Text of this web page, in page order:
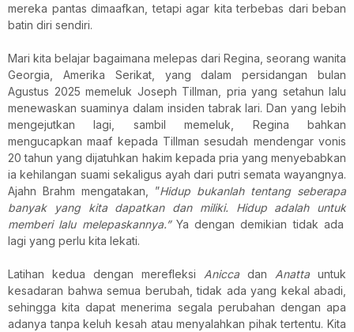
mereka pantas dimaafkan, tetapi agar kita terbebas dari beban
batin diri sendiri.
Mari kita belajar bagaimana melepas dari Regina, seorang wanita
Georgia, Amerika Serikat, yang dalam persidangan bulan
Agustus 2025 memeluk Joseph Tillman, pria yang setahun lalu
menewaskan suaminya dalam insiden tabrak lari. Dan yang lebih
mengejutkan lagi, sambil memeluk, Regina bahkan
mengucapkan maaf kepada Tillman sesudah mendengar vonis
20 tahun yang dijatuhkan hakim kepada pria yang menyebabkan
ia kehilangan suami sekaligus ayah dari putri semata wayangnya.
Ajahn Brahm mengatakan, ”Hidup bukanlah tentang seberapa
banyak yang kita dapatkan dan miliki. Hidup adalah untuk
memberi lalu melepaskannya.”Ya dengan demikian tidak ada
lagi yang perlu kita lekati.
Latihan kedua dengan merefleksi Anicca dan Anatta untuk
kesadaran bahwa semua berubah, tidak ada yang kekal abadi,
sehingga kita dapat menerima segala perubahan dengan apa
adanya tanpa keluh kesah atau menyalahkan pihak tertentu. Kita